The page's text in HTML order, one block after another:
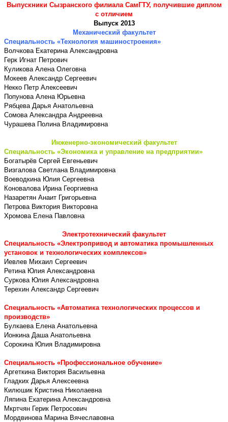
Выпускники Сызранского филиала СамГТУ, получившие диплом
с отличием
Выпуск 2013
Механический факультет
Специальность «Технология машиностроения»
Волчкова Екатерина Александровна
Герк Игнат Петрович
Куликова Алена Олеговна
Мокеев Александр Сергеевич
Некко Петр Алексеевич
Попунова Алена Юрьевна
Рябцева Дарья Анатольевна
Сомова Александра Андреевна
Чурашева Полина Владимировна
Инженерно-экономический факультет
Специальность «Экономика и управление на предприятии»
Богатырёв Сергей Евгеньевич
Визгалова Светлана Владимировна
Воеводкина Юлия Сергеевна
Коновалова Ирина Георгиевна
Назаретян Анаит Григорьевна
Петрова Виктория Викторовна
Хромова Елена Павловна
Электротехнический факультет
Специальность «Электропривод и автоматика промышленных
установок и технологических комплексов»
Иевлев Михаил Сергеевич
Ретина Юлия Александровна
Суркова Юлия Александровна
Терехин Александр Сергеевич
Специальность «Автоматика технологических процессов и
производств»
Булкаева Елена Анатольевна
Ионкина Даша Анатольевна
Сорокина Юлия Владимировна
Специальность «Профессиональное обучение»
Аргеткина Виктория Васильевна
Гладких Дарья Алексеевна
Килюшик Кристина Николаевна
Ляпина Екатерина Александровна
Мкртчян Герик Петросович
Мордвинова Марина Вячеславовна